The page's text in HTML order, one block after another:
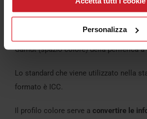
Personalizza
Il profilo colore
Il profilo colore è un file che contiene
Gamut (spazio colore) della periferica
Lo standard che viene utilizzato nella
formato è ICC.
Il profilo colore serve a convertire le